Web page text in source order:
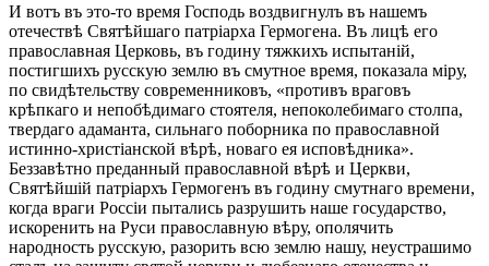
И вотъ въ это-то время Господь воздвигнулъ въ нашемъ
отечествѣ Святѣйшаго патріарха Гермогена. Въ лицѣ его
православная Церковь, въ годину тяжкихъ испытаній,
постигшихъ русскую землю въ смутное время, показала міру,
по свидѣтельству современниковъ, «противъ враговъ
крѣпкаго и непобѣдимаго стоятеля, непоколебимаго столпа,
твердаго адаманта, сильнаго поборника по православной
истинно-христіанской вѣрѣ, новаго ея исповѣдника».
Беззавѣтно преданный православной вѣрѣ и Церкви,
Святѣйшій патріархъ Гермогенъ въ годину смутнаго времени,
когда враги Россіи пытались разрушить наше государство,
искоренить на Руси православную вѣру, ополячить
народность русскую, разорить всю землю нашу, неустрашимо